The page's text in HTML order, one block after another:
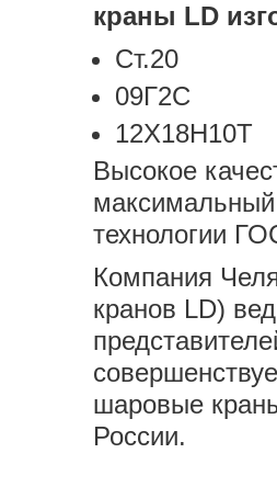
краны LD
Ст.20
09Г2С
12Х18Н10Т
Высокое
максимальный
технологии
Компания
кранов LD)
шаровые
России.